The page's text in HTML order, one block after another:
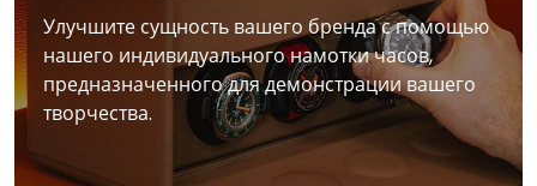
Улучшите сущность вашего бренда с помощью
нашего индивидуального намотки часов,
предназначенного для демонстрации вашего
творчества.